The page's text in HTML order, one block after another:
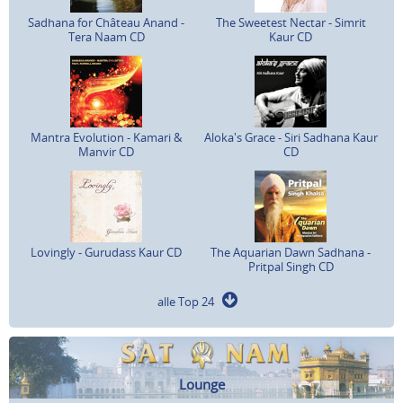
Sadhana for Château Anand -
Tera Naam CD
The Sweetest Nectar - Simrit
Kaur CD
Mantra Evolution - Kamari &
Manvir CD
Aloka's Grace - Siri Sadhana Kaur
CD
Lovingly - Gurudass Kaur CD
The Aquarian Dawn Sadhana -
Pritpal Singh CD
alle Top 24
Lounge